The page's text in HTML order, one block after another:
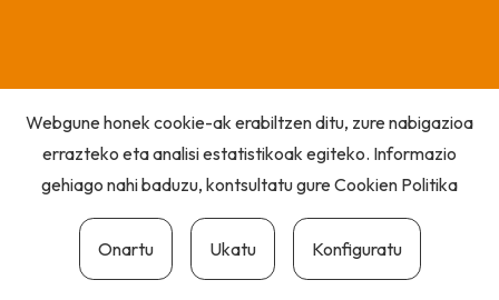
Webgune honek cookie-ak erabiltzen ditu, zure nabigazioa
errazteko eta analisi estatistikoak egiteko. Informazio
gehiago nahi baduzu, kontsultatu gureCookien Politika
Onartu Ukatu Konfiguratu